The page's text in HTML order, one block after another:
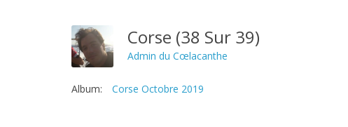
Corse (38 Sur 39)
Admin du Cœlacanthe
Album: Corse Octobre 2019